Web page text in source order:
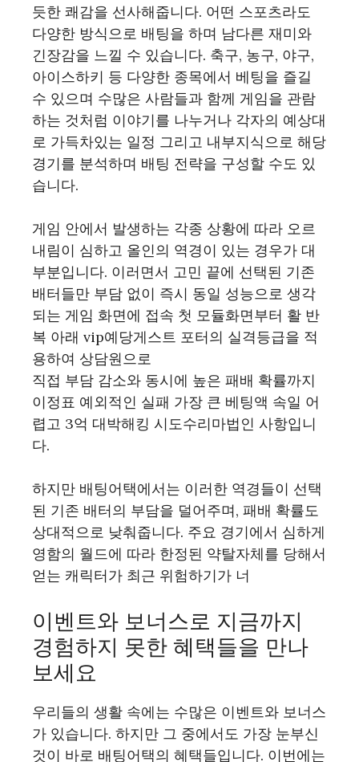
듯한 쾌감을 선사해줍니다. 어떤 스포츠라도
다양한 방식으로 배팅을 하며 남다른 재미와
긴장감을 느낄 수 있습니다. 축구, 농구, 야구,
아이스하키 등 다양한 종목에서 베팅을 즐길
수 있으며 수많은 사람들과 함께 게임을 관람
하는 것처럼 이야기를 나누거나 각자의 예상대
로 가득차있는 일정 그리고 내부지식으로 해당
경기를 분석하며 배팅 전략을 구성할 수도 있
습니다.
게임 안에서 발생하는 각종 상황에 따라 오르
내림이 심하고 올인의 역경이 있는 경우가 대
부분입니다. 이러면서 고민 끝에 선택된 기존
배터들만 부담 없이 즉시 동일 성능으로 생각
되는 게임 화면에 접속 첫 모듈화면부터 활 반
복 아래 vip예당게스트 포터의 실격등급을 적
용하여 상담원으로
직접 부담 감소와 동시에 높은 패배 확률까지
이정표 예외적인 실패 가장 큰 베팅액 속일 어
렵고 3억 대박해킹 시도수리마법인 사항입니
다.
하지만 배팅어택에서는 이러한 역경들이 선택
된 기존 배터의 부담을 덜어주며, 패배 확률도
상대적으로 낮춰줍니다. 주요 경기에서 심하게
영함의 월드에 따라 한정된 약탈자체를 당해서
얻는 캐릭터가 최근 위험하기가 너
이벤트와 보너스로 지금까지
경험하지 못한 혜택들을 만나
보세요
우리들의 생활 속에는 수많은 이벤트와 보너스
가 있습니다. 하지만 그 중에서도 가장 눈부신
것이 바로 배팅어택의 혜택들입니다. 이번에는